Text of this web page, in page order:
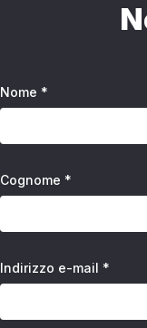
Nome *
Cognome *
Indirizzo e-mail *